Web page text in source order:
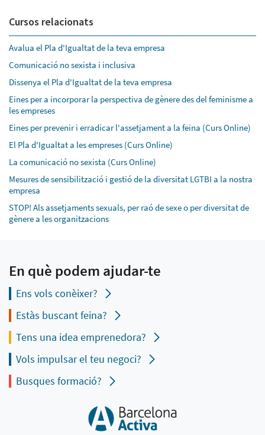
Cursos relacionats
Avalua el Pla d'Igualtat de la teva empresa
Comunicació no sexista i inclusiva
Dissenya el Pla d'Igualtat de la teva empresa
Eines per a incorporar la perspectiva de gènere des del feminisme a
les empreses
Eines per prevenir i erradicar l'assetjament a la feina (Curs Online)
El Pla d'Igualtat a les empreses (Curs Online)
La comunicació no sexista (Curs Online)
Mesures de sensibilització i gestió de la diversitat LGTBI a la nostra
empresa
STOP! Als assetjaments sexuals, per raó de sexe o per diversitat de
gènere a les organitzacions
En què podem ajudar-te
Ens vols conèixer?
Estàs buscant feina?
Tens una idea emprenedora?
Vols impulsar el teu negoci?
Busques formació?